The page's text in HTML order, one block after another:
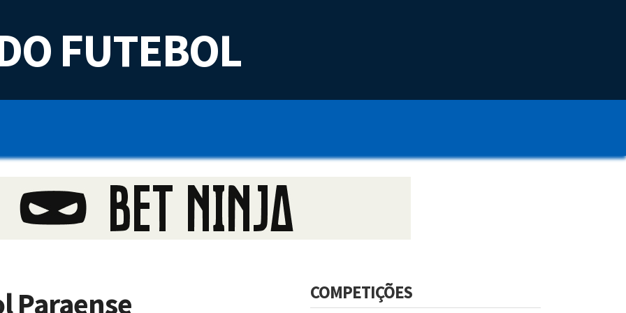
FUTEBOL
Paraense COMPETIÇÕES